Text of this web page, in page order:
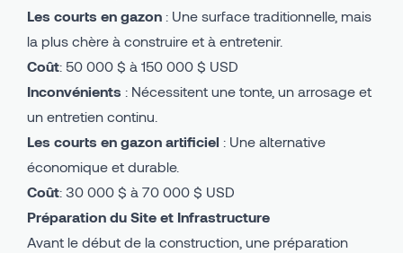
Les courts en gazon : Une surface traditionnelle, mais
la plus chère à construire et à entretenir.
Coût: 50 000 $ à 150 000 $ USD
Inconvénients : Nécessitent une tonte, un arrosage et
un entretien continu.
Les courts en gazon artificiel : Une alternative
économique et durable.
Coût: 30 000 $ à 70 000 $ USD
Préparation du Site et Infrastructure
Avant le début de la construction, une préparation